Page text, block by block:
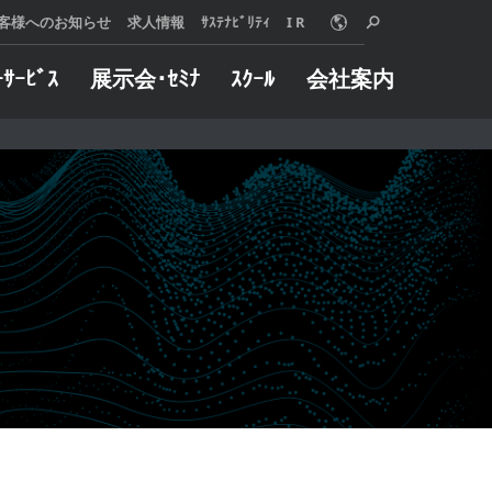
様へのお知らせ 求人情報 ｻｽﾃﾅﾋﾞﾘﾃｨ I R
Online
や加工事例など
いただけます。
グサービス インダストリー
自動車
半導体
金型
航空宇宙
ｰﾋﾞｽ
サービス
に万一トラブル
た際は、迅速に
します。
展示会･ｾﾐﾅ ｽｸｰﾙ 会社案内
、使う人、売る
人、みんなが信
ることを願い、
品とサービス、
織と社員のあり
て、『クオリテ
ースト』を追求